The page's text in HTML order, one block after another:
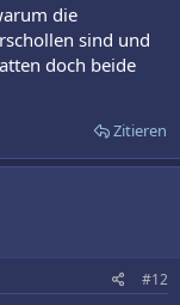
die
sind und
doch beide
Zitieren
#12